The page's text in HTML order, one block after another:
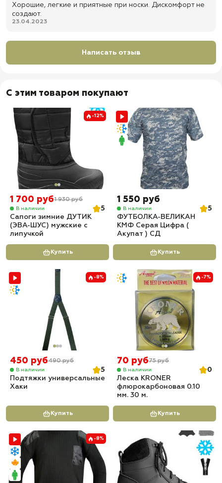
Хорошие, легкие и приятные при носки. Дискомфорт не
создают.
23.04.2023
Написать отзыв
С этим товаром покупают
-12%
1 700 руб1 930 руб
В наличии
5
Сапоги зимние ДУТИК
(ЭВА-ШУС) мужские с
липучкой
Купить
1 550 руб
В наличии
5
ФУТБОЛКА-ВЕЛИКАН
КМФ Серая Цифра (
Акупат ) СД
Купить
-8%
450 руб490 руб
В наличии
5
Подтяжки универсальные
Хаки
Купить
-7%
70 руб75 руб
В наличии
0
Леска KRONER
флюрокарбоновая 0.10
мм. 30 м.
Купить
-8%